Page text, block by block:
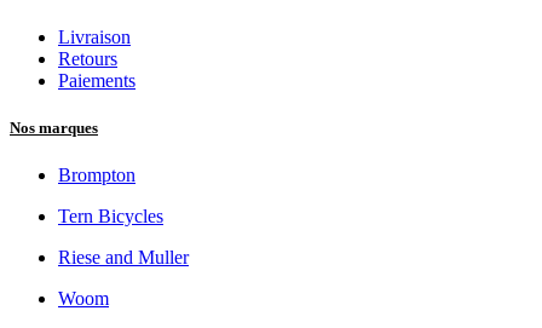
Livraison
Retours
Paiements
Nos marques
Brompton
Tern Bicycles
Riese and Muller
Woom